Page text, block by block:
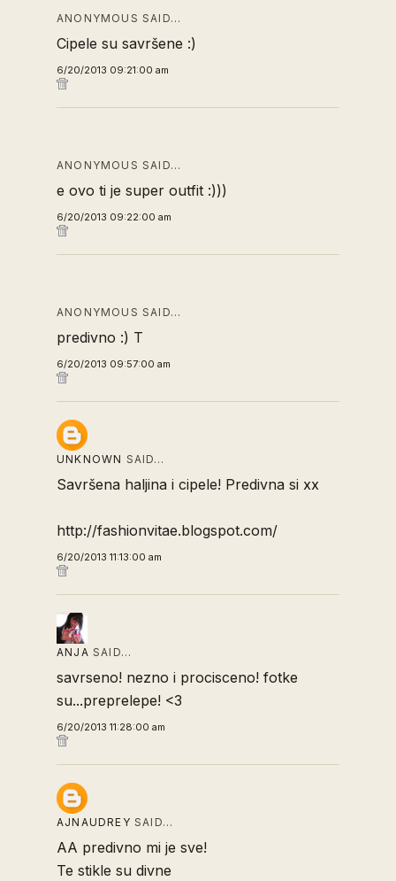
ANONYMOUS SAID…
Cipele su savršene :)
6/20/2013 09:21:00 am
ANONYMOUS SAID…
e ovo ti je super outfit :)))
6/20/2013 09:22:00 am
ANONYMOUS SAID…
predivno :) T
6/20/2013 09:57:00 am
UNKNOWN SAID…
Savršena haljina i cipele! Predivna si xx
http://fashionvitae.blogspot.com/
6/20/2013 11:13:00 am
ANJA SAID…
savrseno! nezno i procisceno! fotke
su...preprelepe! <3
6/20/2013 11:28:00 am
AJNAUDREY SAID…
AA predivno mi je sve!
Te stikle su divne